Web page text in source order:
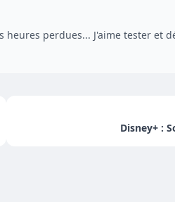
perdues... J'aime tester et
Disney+ :